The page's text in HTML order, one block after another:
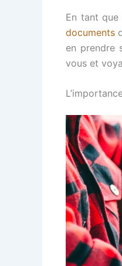
En tant que
documents
en prendre
vous et